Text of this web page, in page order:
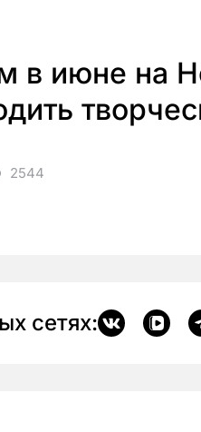
в июне на
2544
сетях: